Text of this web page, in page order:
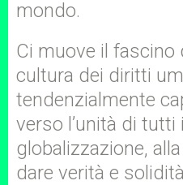
mondo.
Ci muove il fascino
cultura dei diritti
tendenzialmente
verso l’unità di tutti
globalizzazione,
dare verità e